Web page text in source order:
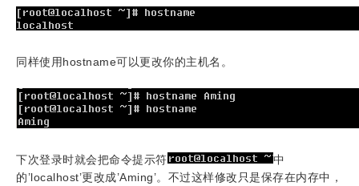
同样使用hostname可以更改你的主机名 。
下次登录时就会把命令提示符
中
的’localhost’更改成’Aming’。 不过这样修改只是保存在内存中，